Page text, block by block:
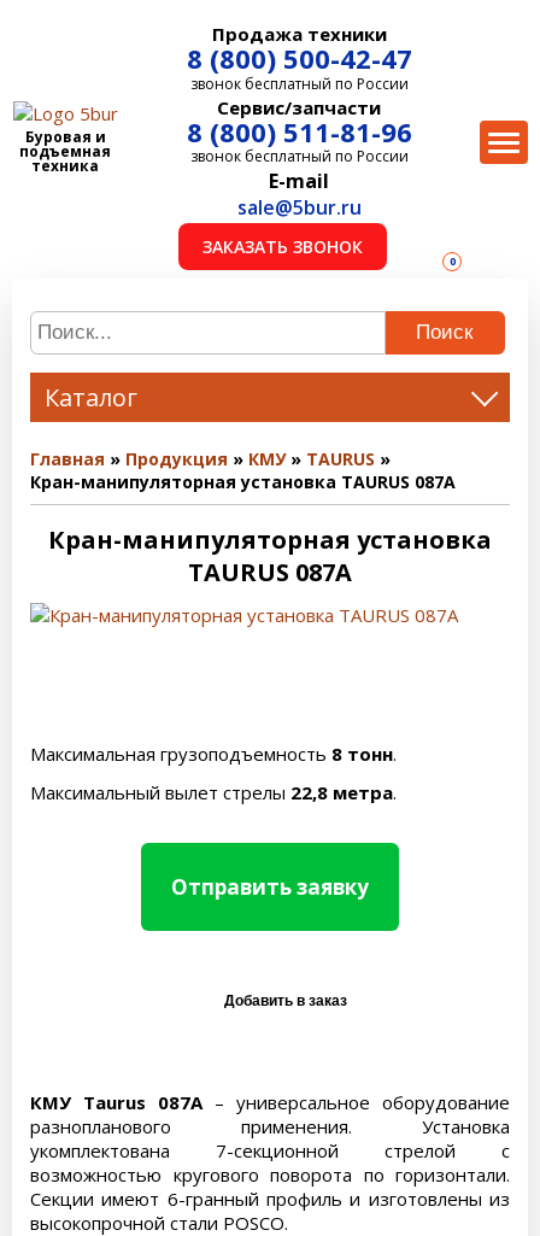
Буровая и
подъемная
техника
Продажа техники
8 (800) 500-42-47
звонок бесплатный по России
Сервис/запчасти
8 (800) 511-81-96
звонок бесплатный по России
E-mail
sale@5bur.ru
ЗАКАЗАТЬ ЗВОНОК
0
Поиск
Каталог
Главная Продукция КМУ
TAURUS
Кран-манипуляторная установка TAURUS 087A
Кран-манипуляторная установка
TAURUS 087A
Максимальная грузоподъемность 8 тонн.
Максимальный вылет стрелы 22,8 метра.
Отправить заявку
КМУ Taurus 087A– универсальное оборудование
разнопланового применения. Установка
укомплектована 7-секционной стрелой с
возможностью кругового поворота по горизонтали.
Секции имеют 6-гранный профиль и изготовлены из
высокопрочной стали POSCO.